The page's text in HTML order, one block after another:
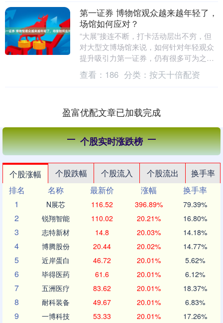
第一证券 博物馆观众越来越年轻了，
场馆如何应对？
“大展”接连不断，打卡活动层出不穷，但
对大型文博场馆来说，如何针对年轻观众
提升吸引力第一证券，仍有很多可为之
处。 近日在上海前滩太古里举办的第四
届“双城青年文化....
查看： 186 分类： 按天十倍配资
盈富优配文章已加载完成
个股实时涨跌榜
个股涨幅 个股跌幅 个股流入 个股流出
换手率
排名
名称 最新价 涨幅
换手率
1
N展芯 116.52 396.89% 79.39%
2 锐翔智能 110.02 20.21% 16.80%
3 志特新材 14.8 20.03% 14.18%
4 博腾股份 20.44 20.02% 14.77%
5 近岸蛋白 46.72 20.01% 5.62%
6 毕得医药 61.6 20.01% 6.12%
7 五洲医疗 83.62 20.01% 18.37%
8 耐科装备 49.67 20.01% 6.83%
9 一博科技 53.33 20.01% 17.26%